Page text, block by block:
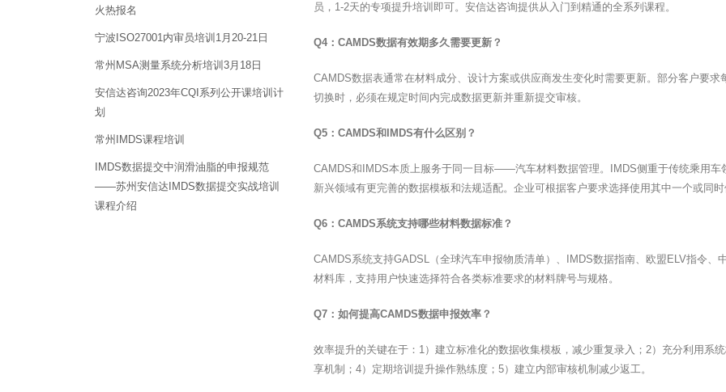
员，1-2天的专项提升培训即可。安信达咨询提供从入门到精通的全系列课程。
Q4：CAMDS数据有效期多久需要更新？
CAMDS数据表通常在材料成分、设计方案或供应商发生变化时需要更新。部分客户要
切换时，必须在规定时间内完成数据更新并重新提交审核。
Q5：CAMDS和IMDS有什么区别？
CAMDS和IMDS本质上服务于同一目标——汽车材料数据管理。IMDS侧重于传统乘用车
新兴领域有更完善的数据模板和法规适配。企业可根据客户要求选择使用其中一个或同时
Q6：CAMDS系统支持哪些材料数据标准？
CAMDS系统支持GADSL（全球汽车申报物质清单）、IMDS数据指南、欧盟ELV指令
材料库，支持用户快速选择符合各类标准要求的材料牌号与规格。
Q7：如何提高CAMDS数据申报效率？
效率提升的关键在于：1）建立标准化的数据收集模板，减少重复录入；2）充分利用系
享机制；4）定期培训提升操作熟练度；5）建立内部审核机制减少返工。
火热报名
宁波ISO27001内审员培训1月20-21日
常州MSA测量系统分析培训3月18日
安信达咨询2023年CQI系列公开课培训计
划
常州IMDS课程培训
IMDS数据提交中润滑油脂的申报规范
——苏州安信达IMDS数据提交实战培训
课程介绍